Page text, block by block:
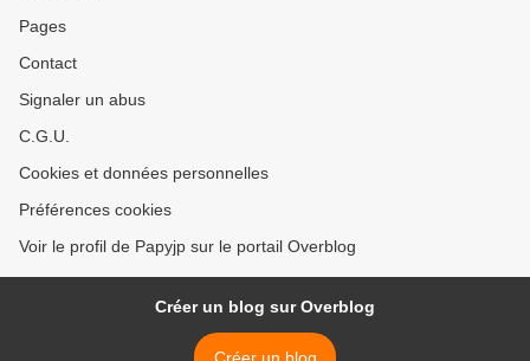
Pages
Contact
Signaler un abus
C.G.U.
Cookies et données personnelles
Préférences cookies
Voir le profil de Papyjp sur le portail Overblog
Créer un blog sur Overblog